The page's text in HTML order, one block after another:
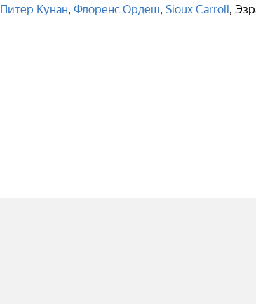
Питер Кунан, Флоренс Ордеш, Sioux Carroll,